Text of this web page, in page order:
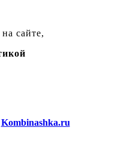
сайте,
Kombinashka.ru